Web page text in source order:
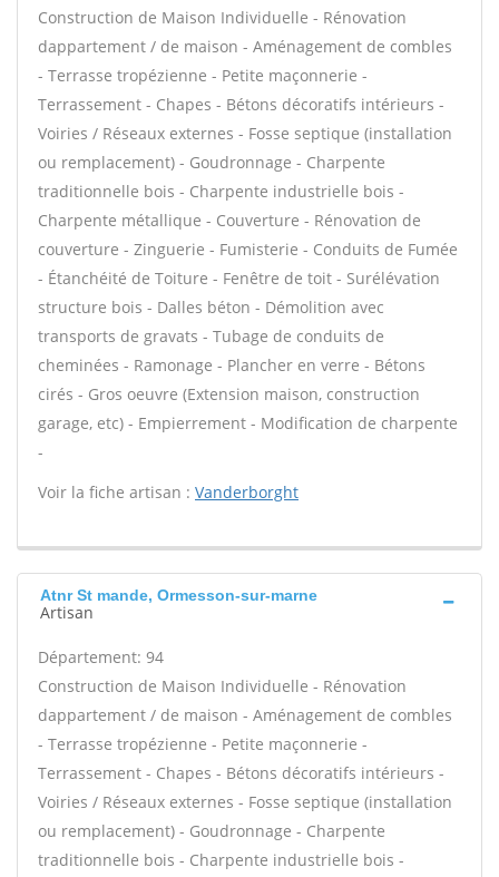
Construction de Maison Individuelle - Rénovation
dappartement / de maison - Aménagement de combles
- Terrasse tropézienne - Petite maçonnerie -
Terrassement - Chapes - Bétons décoratifs intérieurs -
Voiries / Réseaux externes - Fosse septique (installation
ou remplacement) - Goudronnage - Charpente
traditionnelle bois - Charpente industrielle bois -
Charpente métallique - Couverture - Rénovation de
couverture - Zinguerie - Fumisterie - Conduits de Fumée
- Étanchéité de Toiture - Fenêtre de toit - Surélévation
structure bois - Dalles béton - Démolition avec
transports de gravats - Tubage de conduits de
cheminées - Ramonage - Plancher en verre - Bétons
cirés - Gros oeuvre (Extension maison, construction
garage, etc) - Empierrement - Modification de charpente
-
Voir la fiche artisan : Vanderborght
Atnr St mande, Ormesson-sur-marne
Artisan
Département: 94
Construction de Maison Individuelle - Rénovation
dappartement / de maison - Aménagement de combles
- Terrasse tropézienne - Petite maçonnerie -
Terrassement - Chapes - Bétons décoratifs intérieurs -
Voiries / Réseaux externes - Fosse septique (installation
ou remplacement) - Goudronnage - Charpente
traditionnelle bois - Charpente industrielle bois -